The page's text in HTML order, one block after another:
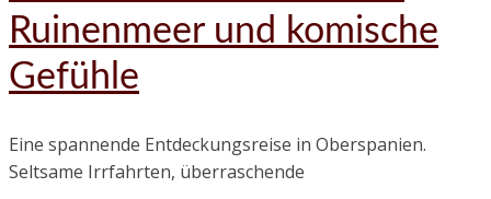
Ruinenmeer und komische
Gefühle
Eine spannende Entdeckungsreise in Oberspanien.
Seltsame Irrfahrten, überraschende